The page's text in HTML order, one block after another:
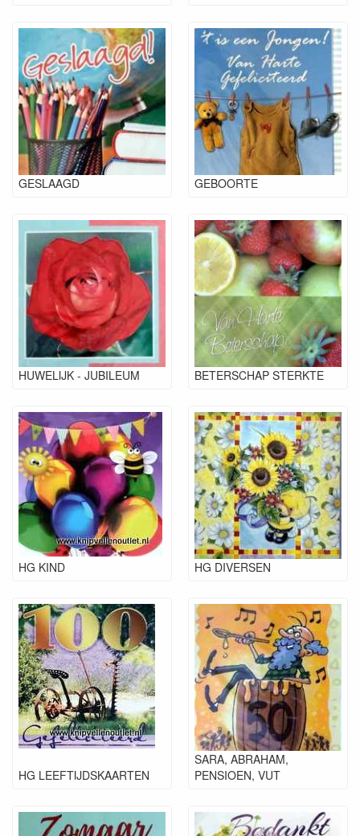
GESLAAGD GEBOORTE
HUWELIJK - JUBILEUM BETERSCHAP STERKTE
HG KIND HG DIVERSEN
HG LEEFTIJDSKAARTEN
SARA, ABRAHAM,
PENSIOEN, VUT